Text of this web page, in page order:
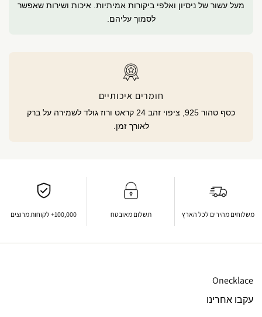
מעל עשור של ניסיון ואלפי ביקורות אמיתיות. איכות ושירות שאפשר
לסמוך עליהם.
חומרים איכותיים
כסף טהור 925, ציפוי זהב 24 קראט ורוז גולד לשמירה על ברק
לאורך זמן.
משלוחים מהירים לכל הארץ תשלום מאובטח 100,000+ לקוחות מרוצים
Onecklace
עקבו אחרינו